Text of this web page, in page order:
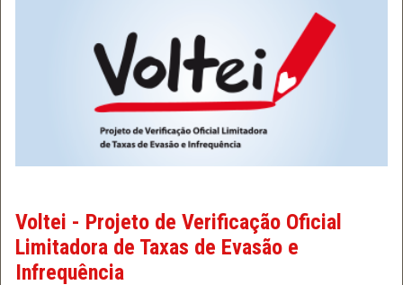
Voltei - Projeto de Verificação Oficial
Limitadora de Taxas de Evasão e
Infrequência